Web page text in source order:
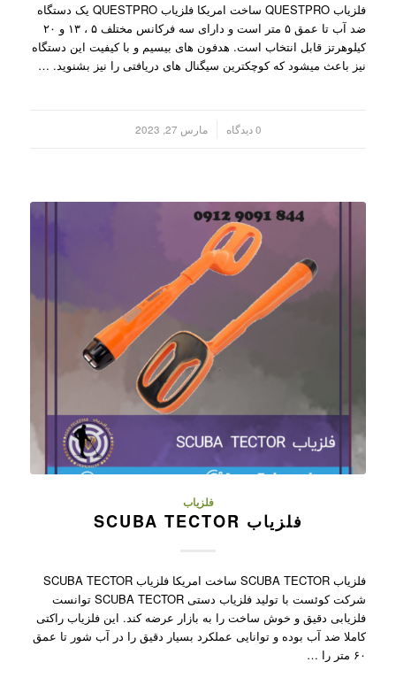
فلزیاب QUESTPRO ساخت امریکا فلزیاب QUESTPRO یک دستگاه
ضد آب تا عمق ۵ متر است و دارای سه فرکانس مختلف ۵ ، ۱۳ و ۲۰
کیلوهرتز قابل انتخاب است. هدفون های بیسیم و با کیفیت این دستگاه
نیز باعث میشود که کوچکترین سیگنال های دریافتی را نیز بشنوید. …
0 دیدگاه مارس 27, 2023
فلزیاب
فلزیاب SCUBA TECTOR
فلزیاب SCUBA TECTOR ساخت امریکا فلزیاب SCUBA TECTOR
شرکت کوئست با تولید فلزیاب دستی SCUBA TECTOR توانست
فلزیابی دقیق و خوش ساخت را به بازار عرضه کند. این فلزیاب راکتی
کاملا ضد آب بوده و توانایی عملکرد بسیار دقیق را در آب شور تا عمق
۶۰ متر را …